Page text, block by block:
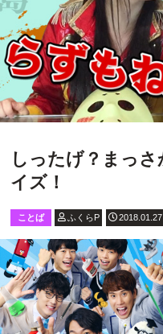
しったげ？まっ
イズ！
ことば ふくらP 2018.01.27